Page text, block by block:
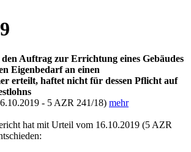
Auftrag zur Errichtung eines Gebäudes
Eigenbedarf an einen
erteilt, haftet nicht für dessen Pflicht auf
- 5 AZR 241/18) mehr
hat mit Urteil vom 16.10.2019 (5 AZR